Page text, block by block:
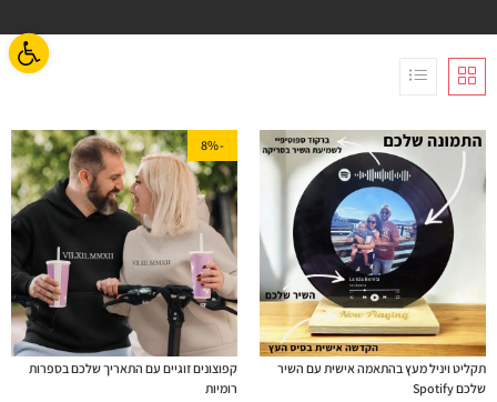
תקליט ויניל מעץ בהתאמה אישית עם השיר
שלכם Spotify
-8%
קפוצונים זוגיים עם התאריך שלכם בספרות
רומיות
פתח